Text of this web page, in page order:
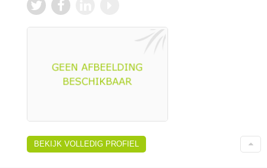
BEKIJK VOLLEDIG PROFIEL